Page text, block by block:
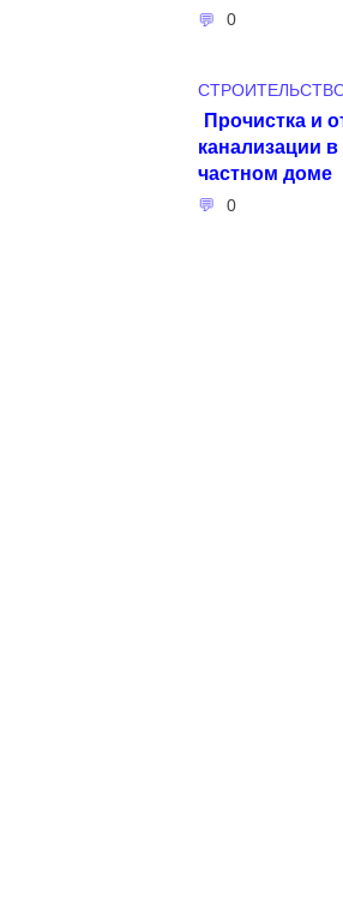
0
Прочистка и
канализации в
частном доме
0